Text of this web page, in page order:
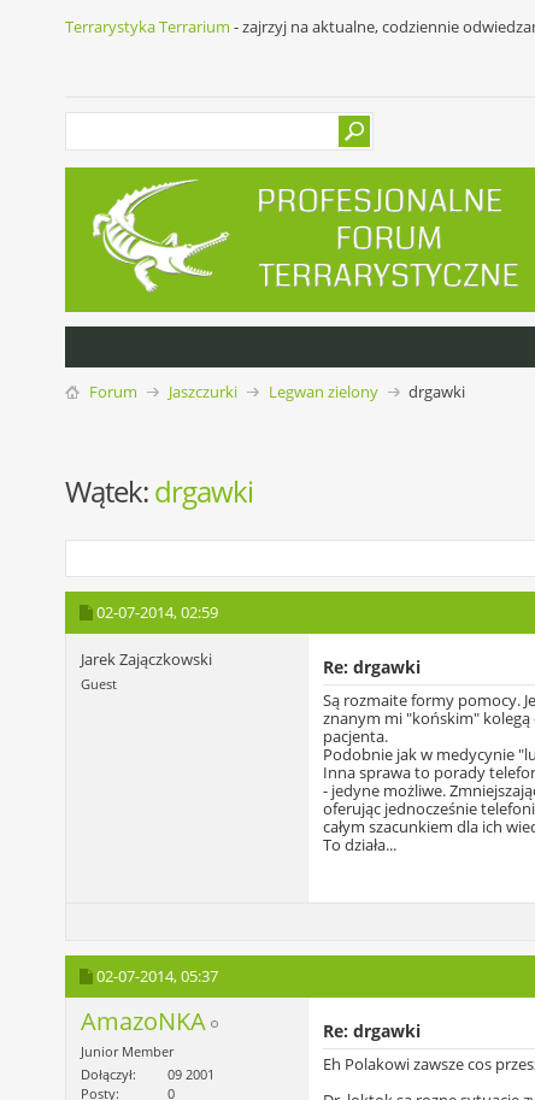
Terrarystyka Terrarium - zajrzyj na aktualne, codziennie
Forum Jaszczurki Legwan zielony drgawki
Wątek:drgawki
02-07-2014,02:59
Jarek Zajączkowski
Guest
Re: drgawki
Są rozmaite formy pomocy.
znanym mi "końskim" kolegą
pacjenta.
Podobnie jak w medycynie
Inna sprawa to porady
- jedyne możliwe.
oferując jednocześnie
całym szacunkiem dla ich
To działa...
02-07-2014,05:37
AmazoNKA
Junior Member
Dołączył
09 2001
Posty
0
Re: drgawki
Eh Polakowi zawsze cos